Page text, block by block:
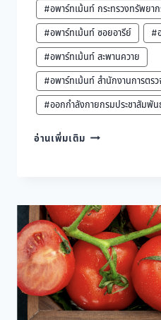
#อพาร์ทเม้นท์ กระทรวงทรัพยา
#อพาร์ทเม้นท์ ซอยอารีย์
#
#อพาร์ทเม้นท์ สะพานควาย
#อพาร์ทเม้นท์ สำนักงานการตร
#ออกกำลังกายกรมประชาสัมพั
อ่านเพิ่มเติม จัด
เฮง
เสริม
โชค
ลาภ
สุขภาพ
แข็ง
แรง